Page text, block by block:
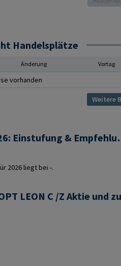
Handelsplätze
Änderung Vortag
vorhanden
Weitere
OSMOPT
2026 liegt bei -.
LEON C /Z Aktie und